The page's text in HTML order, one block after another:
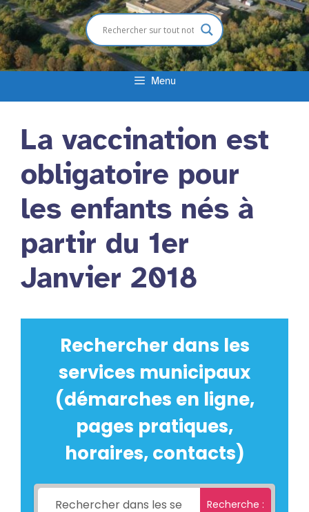
Menu
La vaccination est
obligatoire pour
les enfants nés à
partir du 1er
Janvier 2018
Rechercher dans les
services municipaux
(démarches en ligne,
pages pratiques,
horaires, contacts)
Recherche :